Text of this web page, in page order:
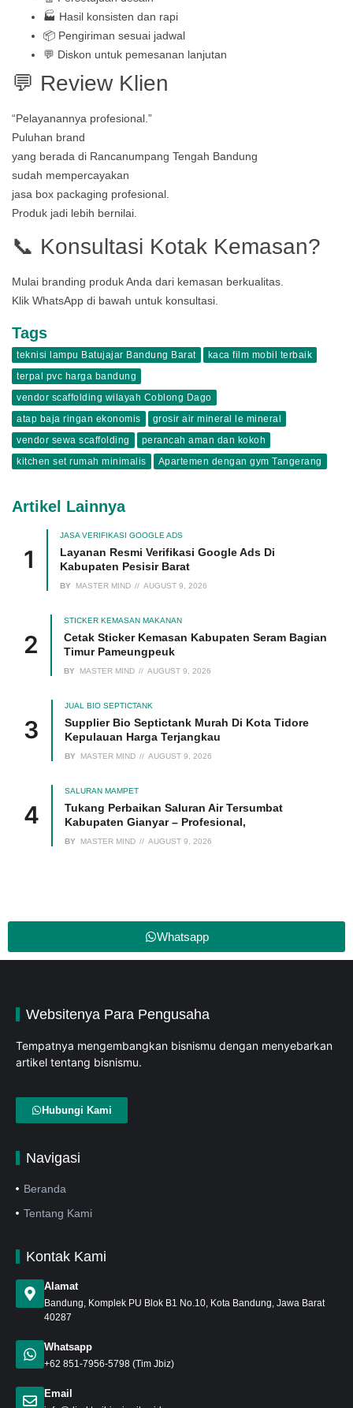
🏭 Hasil konsisten dan rapi
📦 Pengiriman sesuai jadwal
💬 Diskon untuk pemesanan lanjutan
💬 Review Klien
“Pelayanannya profesional.”
Puluhan brand
yang berada di Rancanumpang Tengah Bandung
sudah mempercayakan
jasa box packaging profesional.
Produk jadi lebih bernilai.
📞 Konsultasi Kotak Kemasan?
Mulai branding produk Anda dari kemasan berkualitas.
Klik WhatsApp di bawah untuk konsultasi.
Tags
teknisi lampu Batujajar Bandung Barat
kaca film mobil terbaik
terpal pvc harga bandung
vendor scaffolding wilayah Coblong Dago
atap baja ringan ekonomis
grosir air mineral le mineral
vendor sewa scaffolding
perancah aman dan kokoh
kitchen set rumah minimalis
Apartemen dengan gym Tangerang
Artikel Lainnya
JASA VERIFIKASI GOOGLE ADS
Layanan Resmi Verifikasi Google Ads Di
Kabupaten Pesisir Barat
BY MASTER MIND AUGUST 9, 2026
STICKER KEMASAN MAKANAN
Cetak Sticker Kemasan Kabupaten Seram Bagian
Timur Pameungpeuk
BY MASTER MIND AUGUST 9, 2026
JUAL BIO SEPTICTANK
Supplier Bio Septictank Murah Di Kota Tidore
Kepulauan Harga Terjangkau
BY MASTER MIND AUGUST 9, 2026
SALURAN MAMPET
Tukang Perbaikan Saluran Air Tersumbat
Kabupaten Gianyar – Profesional,
BY MASTER MIND AUGUST 9, 2026
Whatsapp
Websitenya Para Pengusaha
Tempatnya mengembangkan bisnismu dengan menyebarkan
artikel tentang bisnismu.
Hubungi Kami
Navigasi
Beranda
Tentang Kami
Kontak Kami
Alamat
Bandung, Komplek PU Blok B1 No.10, Kota Bandung, Jawa Barat
40287
Whatsapp
+62 851-7956-5798 (Tim Jbiz)
Email